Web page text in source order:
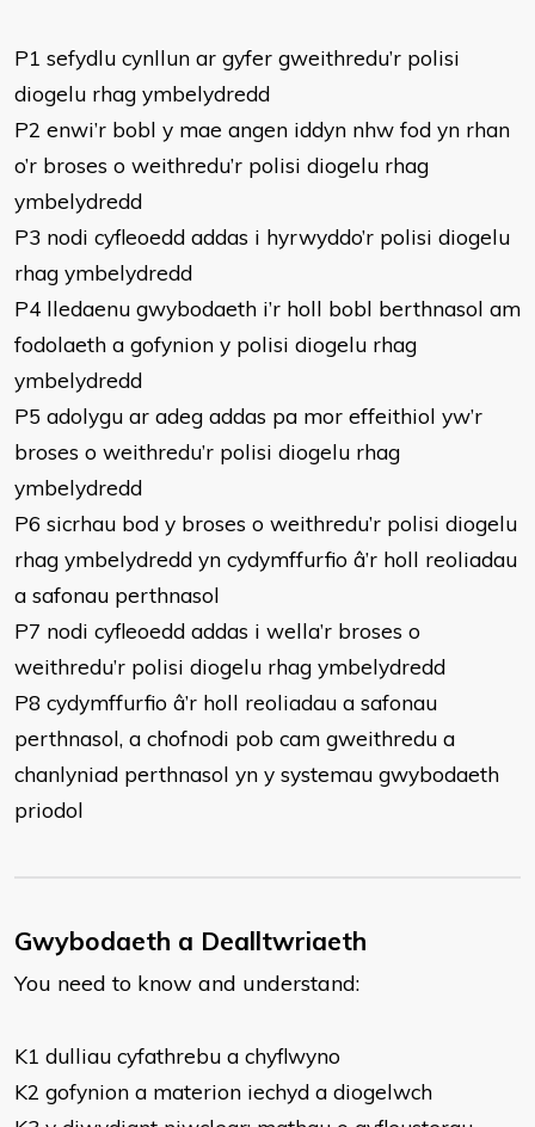
P1 sefydlu cynllun ar gyfer gweithredu’r polisi
diogelu rhag ymbelydredd
P2 enwi’r bobl y mae angen iddyn nhw fod yn rhan
o’r broses o weithredu’r polisi diogelu rhag
ymbelydredd
P3 nodi cyfleoedd addas i hyrwyddo’r polisi diogelu
rhag ymbelydredd
P4 lledaenu gwybodaeth i’r holl bobl berthnasol am
fodolaeth a gofynion y polisi diogelu rhag
ymbelydredd
P5 adolygu ar adeg addas pa mor effeithiol yw’r
broses o weithredu’r polisi diogelu rhag
ymbelydredd
P6 sicrhau bod y broses o weithredu’r polisi diogelu
rhag ymbelydredd yn cydymffurfio â’r holl reoliadau
a safonau perthnasol
P7 nodi cyfleoedd addas i wella’r broses o
weithredu’r polisi diogelu rhag ymbelydredd
P8 cydymffurfio â’r holl reoliadau a safonau
perthnasol, a chofnodi pob cam gweithredu a
chanlyniad perthnasol yn y systemau gwybodaeth
priodol
Gwybodaeth a Dealltwriaeth
You need to know and understand:
K1 dulliau cyfathrebu a chyflwyno
K2 gofynion a materion iechyd a diogelwch